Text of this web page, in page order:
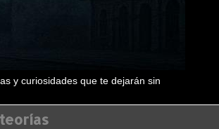
y curiosidades que te dejarán sin